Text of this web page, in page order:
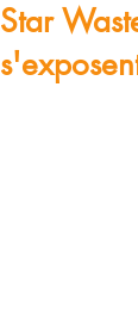
Star